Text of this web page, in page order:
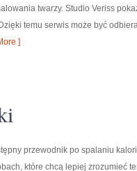
twarzy. Studio Veriss
temu serwis może być
]
przewodnik po spalaniu
które chcą lepiej zrozumieć